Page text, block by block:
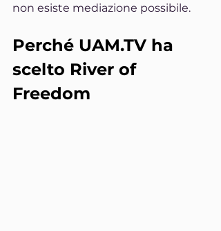
non esiste mediazione possibile.
Perché UAM.TV ha
scelto River of
Freedom